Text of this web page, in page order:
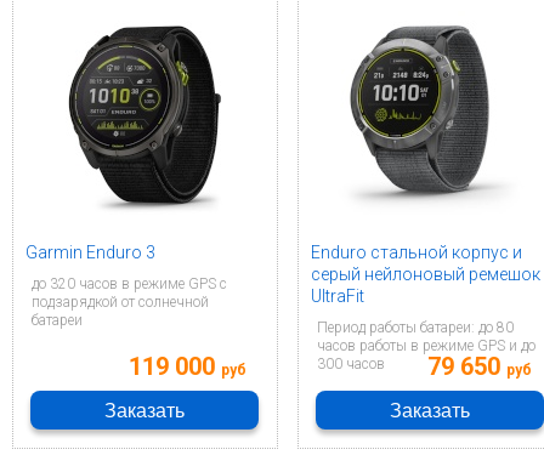
Garmin Enduro 3
до 320 часов в режиме GPS с
подзарядкой от солнечной
батареи
119 000 руб
Заказать
Enduro стальной корпус и
серый нейлоновый ремешок
UltraFit
Период работы батареи: до 80
часов работы в режиме GPS и до
300 часов
79 650 руб
Заказать